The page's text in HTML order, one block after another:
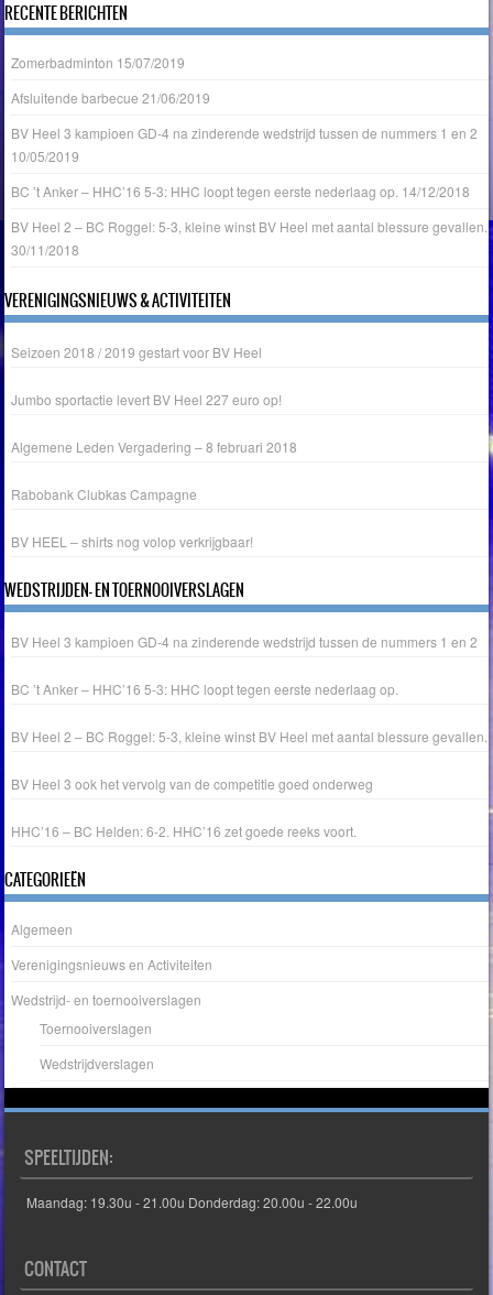
RECENTE BERICHTEN
Zomerbadminton 15/07/2019
Afsluitende barbecue 21/06/2019
BV Heel 3 kampioen GD-4 na zinderende wedstrijd tussen de nummers 1 en 2
10/05/2019
BC ’t Anker – HHC’16 5-3: HHC loopt tegen eerste nederlaag op. 14/12/2018
BV Heel 2 – BC Roggel: 5-3, kleine winst BV Heel met aantal blessure gevallen.
30/11/2018
VERENIGINGSNIEUWS & ACTIVITEITEN
Seizoen 2018 / 2019 gestart voor BV Heel
Jumbo sportactie levert BV Heel 227 euro op!
Algemene Leden Vergadering – 8 februari 2018
Rabobank Clubkas Campagne
BV HEEL – shirts nog volop verkrijgbaar!
WEDSTRIJDEN- EN TOERNOOIVERSLAGEN
BV Heel 3 kampioen GD-4 na zinderende wedstrijd tussen de nummers 1 en 2
BC ’t Anker – HHC’16 5-3: HHC loopt tegen eerste nederlaag op.
BV Heel 2 – BC Roggel: 5-3, kleine winst BV Heel met aantal blessure gevallen.
BV Heel 3 ook het vervolg van de competitie goed onderweg
HHC’16 – BC Helden: 6-2. HHC’16 zet goede reeks voort.
CATEGORIEËN
Algemeen
Verenigingsnieuws en Activiteiten
Wedstrijd- en toernooiverslagen
Toernooiverslagen
Wedstrijdverslagen
SPEELTIJDEN:
Maandag: 19.30u - 21.00u Donderdag: 20.00u - 22.00u
CONTACT